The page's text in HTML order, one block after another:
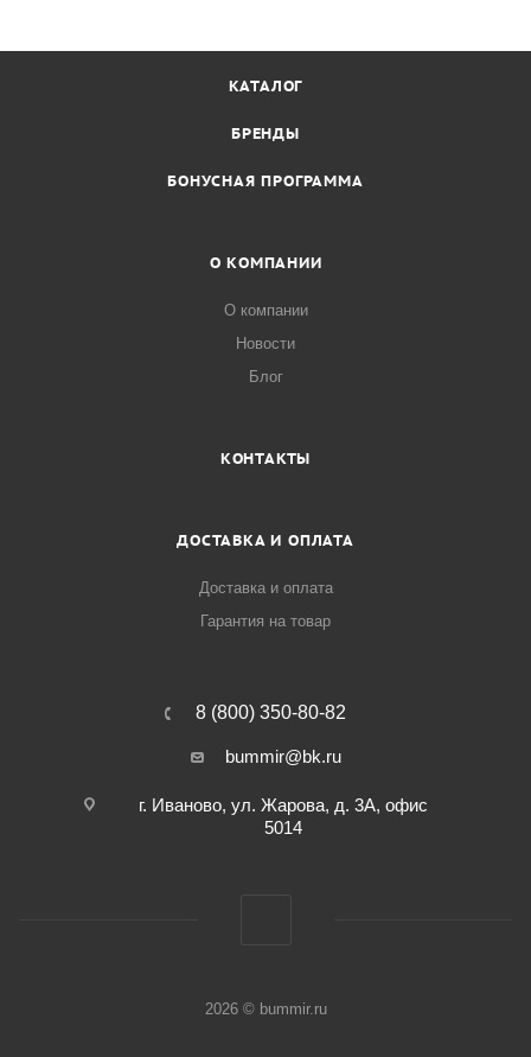
КАТАЛОГ
БРЕНДЫ
БОНУСНАЯ ПРОГРАММА
О КОМПАНИИ
О компании
Новости
Блог
КОНТАКТЫ
ДОСТАВКА И ОПЛАТА
Доставка и оплата
Гарантия на товар
8 (800) 350-80-82
bummir@bk.ru
г. Иваново, ул. Жарова, д. 3А, офис
5014
2026 © bummir.ru